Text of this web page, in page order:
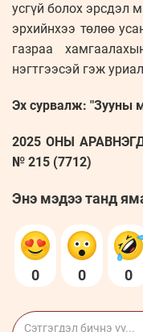
усгүй болох эрсдэл
эрхийнхээ төлөө
газраа
нэгтгээсэй гэж
Эх сурвалж: "Зууны
2025 ОНЫ
№ 215 (7712)
Энэ мэдээ танд
0 0 0